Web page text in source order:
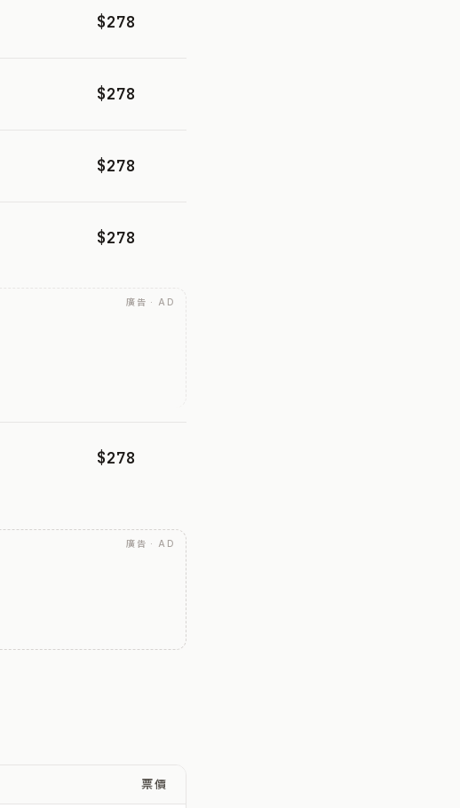
$278
$278
$278
$278
廣告 · AD
$278
廣告 · AD
票價